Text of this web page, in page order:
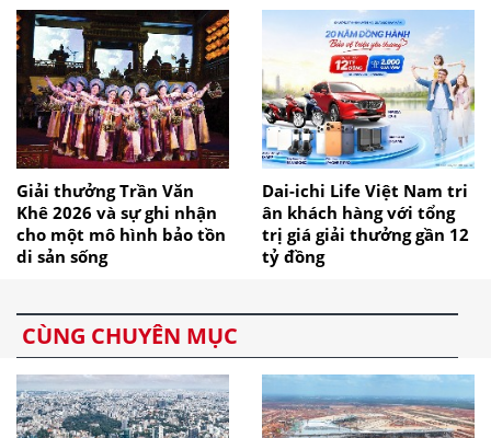
Giải thưởng Trần Văn
Khê 2026 và sự ghi nhận
cho một mô hình bảo tồn
di sản sống
Dai-ichi Life Việt Nam tri
ân khách hàng với tổng
trị giá giải thưởng gần 12
tỷ đồng
CÙNG CHUYÊN MỤC